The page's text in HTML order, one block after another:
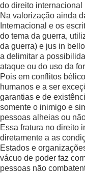
do direito internacional
Na valorização ainda
Internacional e os
do tema da guerra,
da guerra) e jus in
a delimitar a
ataque ou do uso da
Pois em conflitos
humanos e a ser
garantias e de
somente o inimigo e
pessoas alheias ou
Essa fratura no direito
diretamente a as
Estados e
vácuo de poder faz
pessoas não